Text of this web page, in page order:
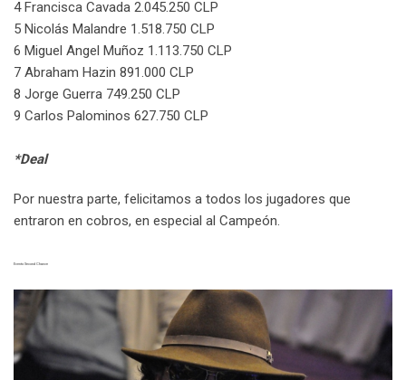
4 Francisca Cavada 2.045.250 CLP
5 Nicolás Malandre 1.518.750 CLP
6 Miguel Angel Muñoz 1.113.750 CLP
7 Abraham Hazin 891.000 CLP
8 Jorge Guerra 749.250 CLP
9 Carlos Palominos 627.750 CLP
*Deal
Por nuestra parte, felicitamos a todos los jugadores que
entraron en cobros, en especial al Campeón.
Evento Second Chance